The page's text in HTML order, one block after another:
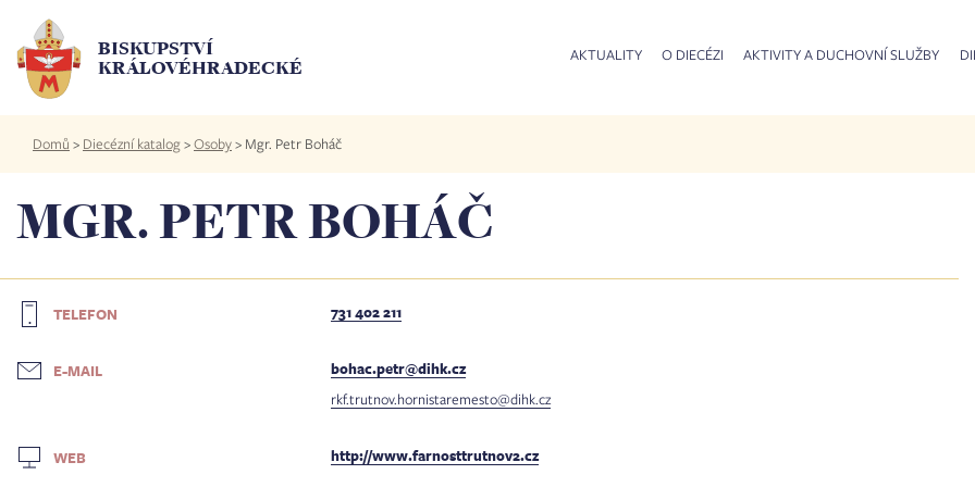
hlavnímu
obsahu
BISKUPSTVÍ
KRÁLOVÉHRADECKÉ
AKTUALITY O DIECÉZI AKTIVITY A DUCHOVNÍ SLUŽBY
Drobečková
navigace
Domů > Diecézní katalog>Osoby> Mgr. Petr Boháč
MGR. PETR BOHÁČ
TELEFON 731 402 211
E-MAIL
bohac.petr@dihk.cz
rkf.trutnov.hornistaremesto@dihk.cz
WEB http://www.farnosttrutnov2.cz